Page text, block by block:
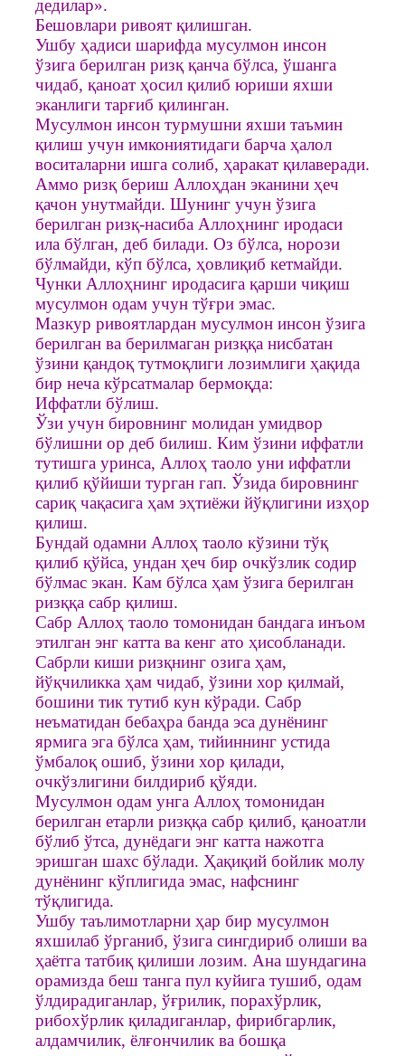
дедилар».
Бешовлари ривоят қилишган.
Ушбу ҳадиси шарифда мусулмон инсон
ўзига берилган ризқ қанча бўлса, ўшанга
чидаб, қаноат ҳосил қилиб юриши яхши
эканлиги тарғиб қилинган.
Мусулмон инсон турмушни яхши таъмин
қилиш учун имкониятидаги барча ҳалол
воситаларни ишга солиб, ҳаракат қилаверади.
Аммо ризқ бериш Аллоҳдан эканини ҳеч
қачон унутмайди. Шунинг учун ўзига
берилган ризқ-насиба Аллоҳнинг иродаси
ила бўлган, деб билади. Оз бўлса, норози
бўлмайди, кўп бўлса, ҳовлиқиб кетмайди.
Чунки Аллоҳнинг иродасига қарши чиқиш
мусулмон одам учун тўғри эмас.
Мазкур ривоятлардан мусулмон инсон ўзига
берилган ва берилмаган ризққа нисбатан
ўзини қандоқ тутмоқлиги лозимлиги ҳақида
бир неча кўрсатмалар бермоқда:
Иффатли бўлиш.
Ўзи учун бировнинг молидан умидвор
бўлишни ор деб билиш. Ким ўзини иффатли
тутишга уринса, Аллоҳ таоло уни иффатли
қилиб қўйиши турган гап. Ўзида бировнинг
сариқ чақасига ҳам эҳтиёжи йўқлигини изҳор
қилиш.
Бундай одамни Аллоҳ таоло кўзини тўқ
қилиб қўйса, ундан ҳеч бир очкўзлик содир
бўлмас экан. Кам бўлса ҳам ўзига берилган
ризққа сабр қилиш.
Сабр Аллоҳ таоло томонидан бандага инъом
этилган энг катта ва кенг ато ҳисобланади.
Сабрли киши ризқнинг озига ҳам,
йўқчиликка ҳам чидаб, ўзини хор қилмай,
бошини тик тутиб кун кўради. Сабр
неъматидан бебаҳра банда эса дунёнинг
ярмига эга бўлса ҳам, тийиннинг устида
ўмбалоқ ошиб, ўзини хор қилади,
очкўзлигини билдириб қўяди.
Мусулмон одам унга Аллоҳ томонидан
берилган етарли ризққа сабр қилиб, қаноатли
бўлиб ўтса, дунёдаги энг катта нажотга
эришган шахс бўлади. Ҳақиқий бойлик молу
дунёнинг кўплигида эмас, нафснинг
тўқлигида.
Ушбу таълимотларни ҳар бир мусулмон
яхшилаб ўрганиб, ўзига сингдириб олиши ва
ҳаётга татбиқ қилиши лозим. Ана шундагина
орамизда беш танга пул куйига тушиб, одам
ўлдирадиганлар, ўғрилик, порахўрлик,
рибохўрлик қиладиганлар, фирибгарлик,
алдамчилик, ёлғончилик ва бошқа